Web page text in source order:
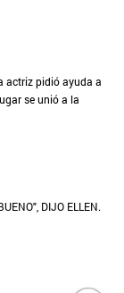
actriz pidió ayuda a
se unió a la
DIJO ELLEN.